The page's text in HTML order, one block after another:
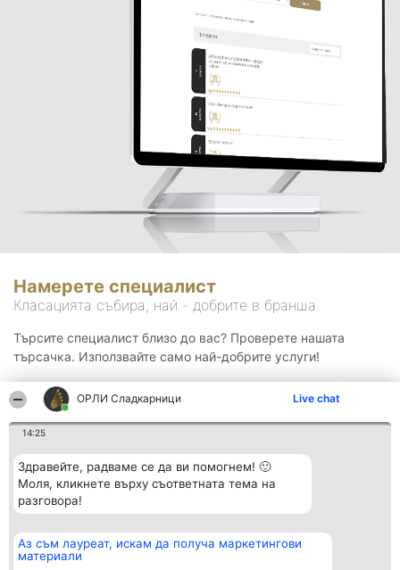
ОРЛИ Сладкарници Live chat
14:25
Здравейте, радваме се да ви помогнем! 🙂
Моля, кликнете върху съответната тема на
разговора!
Аз съм лауреат, искам да получа маркетингови
материали
Намерете специалист
Класацията събира, най - добрите в бранша.
Търсите специалист близо до вас? Проверете нашата
търсачка. Използвайте само най-добрите услуги!
Организатор на
класиране
Класация Контакти